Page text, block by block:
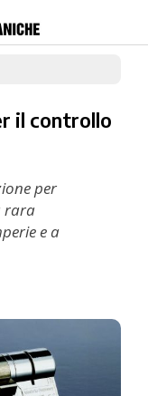
il controllo
per
rara
e a